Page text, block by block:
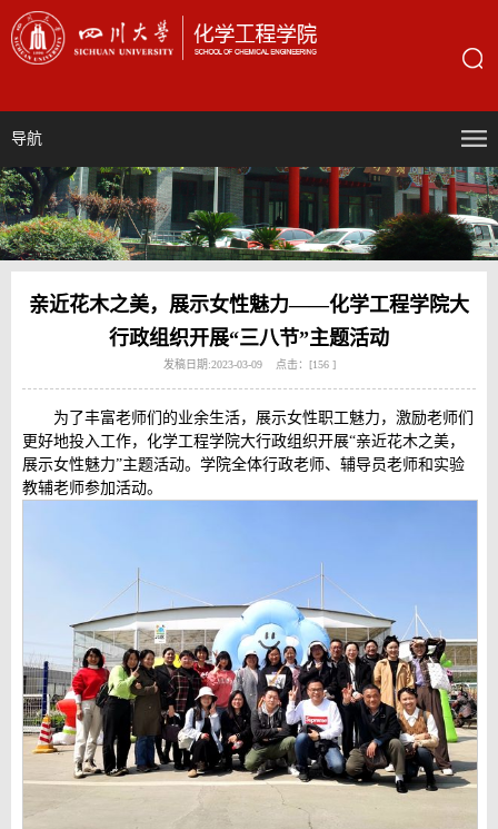
导航
亲近花木之美，展示女性魅力——化学工程学院大
行政组织开展“三八节”主题活动
发稿日期:2023-03-09 点击：[156 ]
为了丰富老师们的业余生活，展示女性职工魅力，激励老师们
更好地投入工作，化学工程学院大行政组织开展“亲近花木之美，
展示女性魅力”主题活动。学院全体行政老师、辅导员老师和实验
教辅老师参加活动。